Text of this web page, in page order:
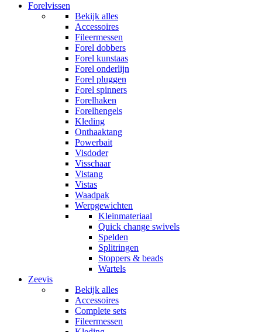
Forelvissen
Bekijk alles
Accessoires
Fileermessen
Forel dobbers
Forel kunstaas
Forel onderlijn
Forel pluggen
Forel spinners
Forelhaken
Forelhengels
Kleding
Onthaaktang
Powerbait
Visdoder
Visschaar
Vistang
Vistas
Waadpak
Werpgewichten
Kleinmateriaal
Quick change swivels
Spelden
Splitringen
Stoppers & beads
Wartels
Zeevis
Bekijk alles
Accessoires
Complete sets
Fileermessen